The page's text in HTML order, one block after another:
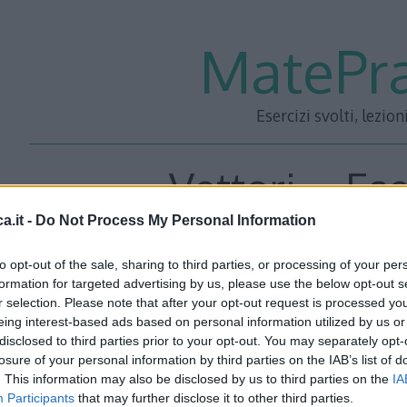
- Do Not Process My Personal Information
opt-out of the sale, sharing to third parties, or processing of your
for targeted advertising by us, please use the below opt-out
selection. Please note that after your opt-out request is processed
interest-based ads based on personal information utilized by us
to third parties prior to your opt-out. You may separately
of your personal information by third parties on the IAB’s list of
This information may also be disclosed by us to third parties on the
Participants that may further disclose it to other third parties.
Esercizi svolti,
Vettori –
aeroplano è soggetto ad un vento ad alta quota che
alla terra in direzione Nord-Est. Il vento sta
h. Quale sarebbe stata la velocità (in modulo